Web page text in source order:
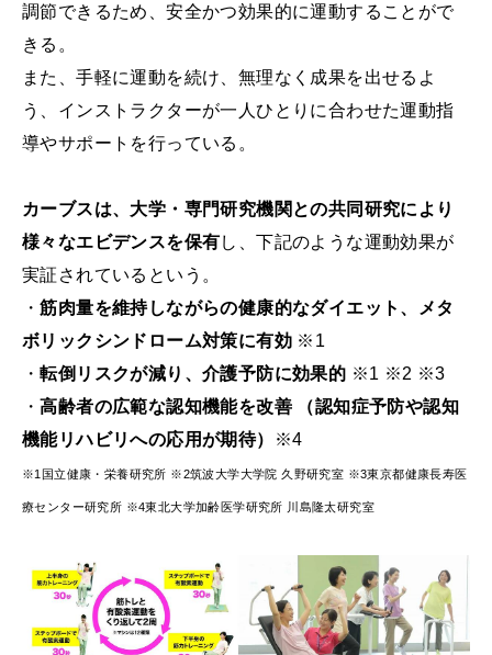
調節できるため、安全かつ効果的に運動することがで
きる。
また、手軽に運動を続け、無理なく成果を出せるよ
う、インストラクターが一人ひとりに合わせた運動指
導やサポートを行っている。
カーブスは、大学・専門研究機関との共同研究により
様々なエビデンスを保有し、下記のような運動効果が
実証されているという。
・筋肉量を維持しながらの健康的なダイエット、メタ
ボリックシンドローム対策に有効 ※1
・転倒リスクが減り、介護予防に効果的 ※1 ※2 ※3
・高齢者の広範な認知機能を改善 （認知症予防や認知
機能リハビリへの応用が期待）
※4
※1国立健康・栄養研究所 ※2筑波大学大学院 久野研究室 ※3東京都健康⻑寿医
療センター研究所 ※4東北大学加齢医学研究所 川島隆太研究室